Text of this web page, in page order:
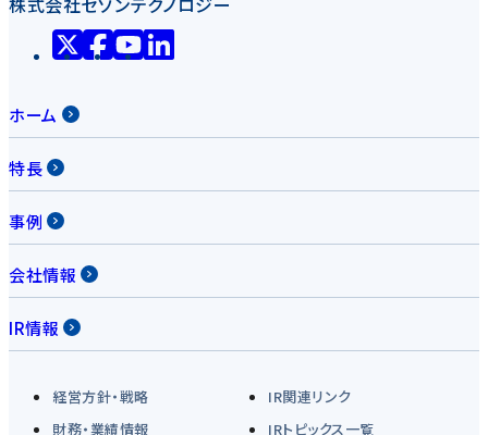
ホーム
特長
事例
会社情報
IR情報
経営方針・戦略
IR関連リンク
財務・業績情報
IRトピックス一覧